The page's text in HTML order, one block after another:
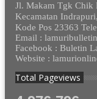
Jl. Makam Tgk Chik
Kecamatan
Kode Pos 23363
Email :
Facebook : Buletin
Website :
Total Pageviews